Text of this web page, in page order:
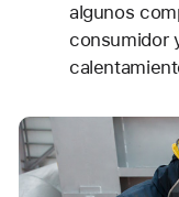
algunos
consumidor